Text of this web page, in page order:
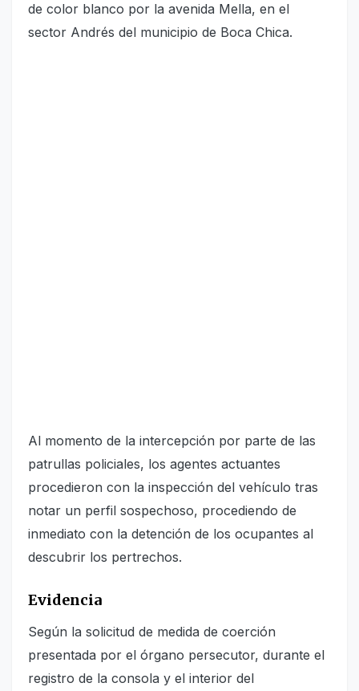
de color blanco por la avenida Mella, en el
sector Andrés del municipio de Boca Chica.
Al momento de la intercepción por parte de las
patrullas policiales, los agentes actuantes
procedieron con la inspección del vehículo tras
notar un perfil sospechoso, procediendo de
inmediato con la detención de los ocupantes al
descubrir los pertrechos.
Evidencia
Según la solicitud de medida de coerción
presentada por el órgano persecutor, durante el
registro de la consola y el interior del